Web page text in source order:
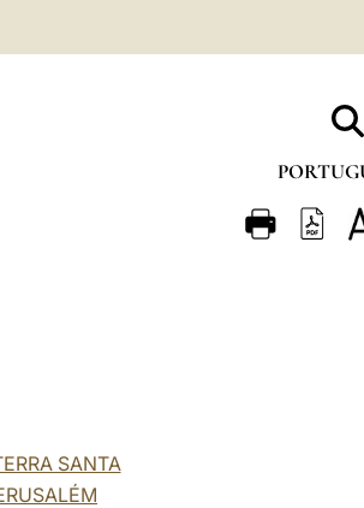
FRANÇAIS
SANTA